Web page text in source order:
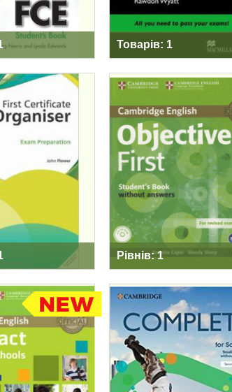
Товарів: 1
THIRD
Рівнів: 1
OBJECTIVE FIRST
FORTH EDITION
FIRST
COMPLETE FIRST
FOR SCHOOLS
SECOND EDITION